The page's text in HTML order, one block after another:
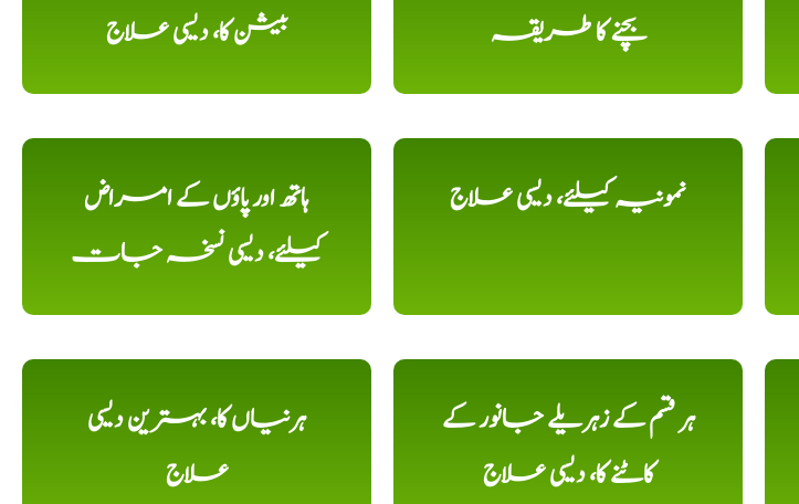
بیشن کا، دیسی علاج
بچنے کا طریقہ
ہاتھ اور پاؤں کے امراض
کیلئے، دیسی نسخہ جات
نمونیہ کیلئے، دیسی علاج
ہرنیاں کا، بہترین دیسی
علاج
ہر قسم کے زہریلے جانور کے
کاٹنے کا، دیسی علاج